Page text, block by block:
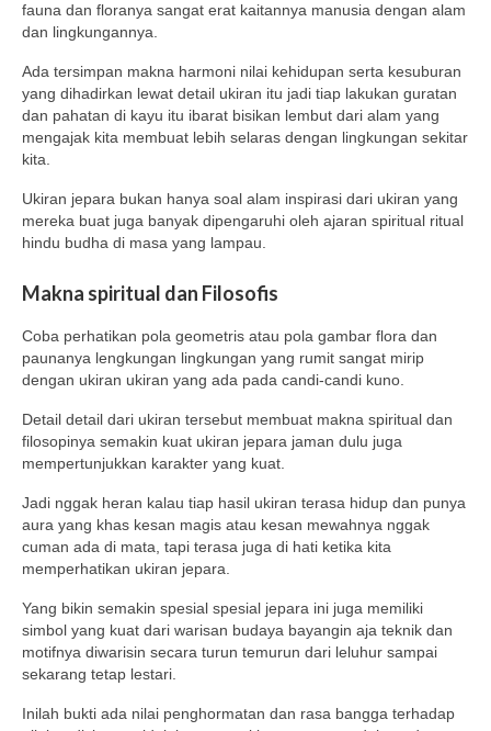
fauna dan floranya sangat erat kaitannya manusia dengan alam
dan lingkungannya.
Ada tersimpan makna harmoni nilai kehidupan serta kesuburan
yang dihadirkan lewat detail ukiran itu jadi tiap lakukan guratan
dan pahatan di kayu itu ibarat bisikan lembut dari alam yang
mengajak kita membuat lebih selaras dengan lingkungan sekitar
kita.
Ukiran jepara bukan hanya soal alam inspirasi dari ukiran yang
mereka buat juga banyak dipengaruhi oleh ajaran spiritual ritual
hindu budha di masa yang lampau.
Makna spiritual dan Filosofis
Coba perhatikan pola geometris atau pola gambar flora dan
paunanya lengkungan lingkungan yang rumit sangat mirip
dengan ukiran ukiran yang ada pada candi-candi kuno.
Detail detail dari ukiran tersebut membuat makna spiritual dan
filosopinya semakin kuat ukiran jepara jaman dulu juga
mempertunjukkan karakter yang kuat.
Jadi nggak heran kalau tiap hasil ukiran terasa hidup dan punya
aura yang khas kesan magis atau kesan mewahnya nggak
cuman ada di mata, tapi terasa juga di hati ketika kita
memperhatikan ukiran jepara.
Yang bikin semakin spesial spesial jepara ini juga memiliki
simbol yang kuat dari warisan budaya bayangin aja teknik dan
motifnya diwarisin secara turun temurun dari leluhur sampai
sekarang tetap lestari.
Inilah bukti ada nilai penghormatan dan rasa bangga terhadap